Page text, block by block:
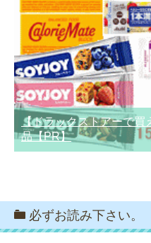
【ドラックストアーで買
品【PR】
必ずお読み下さい。